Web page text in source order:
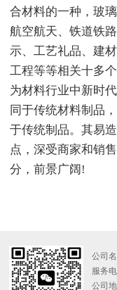
合材料的一种，玻
航空航天、铁道铁
示、工艺礼品、建
工程等等相关十多
为材料行业中新时
同于传统材料制品
于传统制品。其易
点，深受商家和销
分，前景广阔!
公司
服务
公司